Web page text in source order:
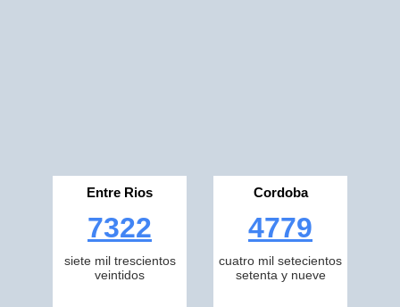
Entre Rios
7322
siete mil trescientos
veintidos
Cordoba
4779
cuatro mil setecientos
setenta y nueve